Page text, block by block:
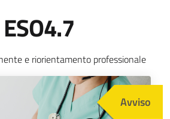
e riorientamento professionale
Avviso